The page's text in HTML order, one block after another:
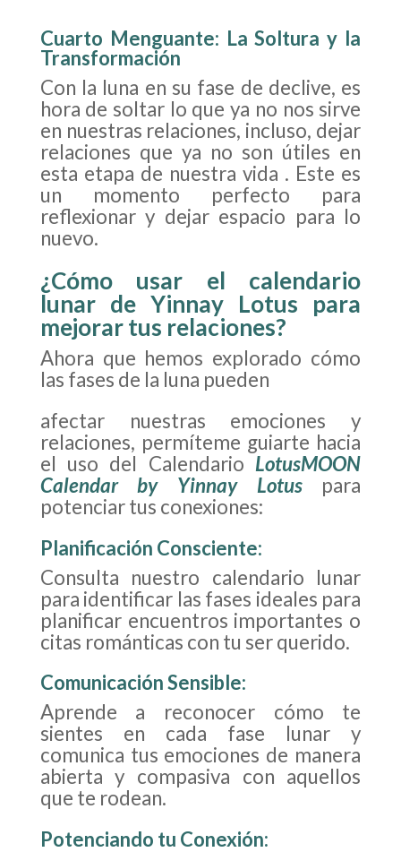
Cuarto Menguante: La Soltura y la
Transformación
Con la luna en su fase de declive, es
hora de soltar lo que ya no nos sirve
en nuestras relaciones, incluso, dejar
relaciones que ya no son útiles en
esta etapa de nuestra vida . Este es
un momento perfecto para
reflexionar y dejar espacio para lo
nuevo.
¿Cómo usar el calendario
lunar de Yinnay Lotus para
mejorar tus relaciones?
Ahora que hemos explorado cómo
las fases de la luna pueden
afectar nuestras emociones y
relaciones, permíteme guiarte hacia
el uso del CalendarioLotusMOON
Calendar by Yinnay Lotuspara
potenciar tus conexiones:
Planificación Consciente:
Consulta nuestro calendario lunar
para identificar las fases ideales para
planificar encuentros importantes o
citas románticas con tu ser querido.
Comunicación Sensible:
Aprende a reconocer cómo te
sientes en cada fase lunar y
comunica tus emociones de manera
abierta y compasiva con aquellos
que te rodean.
Potenciando tu Conexión: